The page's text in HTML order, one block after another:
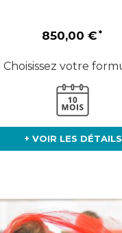
850,00 €
Choisissez votre
+ VOIR LES DÉTAILS